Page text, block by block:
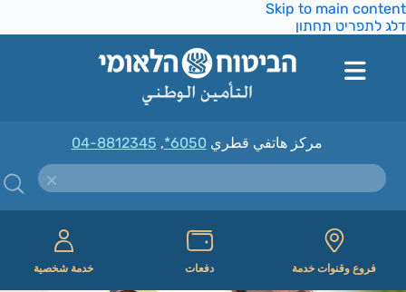
Skip to main
לתפריט תחתון
مركز هاتفي قطري*6050
,
04-8812345
فروع وقنوات خدمة دفعات خدمة شخصية